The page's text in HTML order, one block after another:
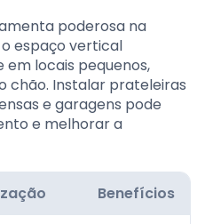
poderosa na
espaço vertical
locais pequenos,
chão. Instalar prateleiras
e garagens pode
e melhorar a
Benefícios